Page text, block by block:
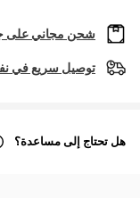
شحن مجاني على
توصيل سريع في
هل تحتاج إلى مساعدة؟